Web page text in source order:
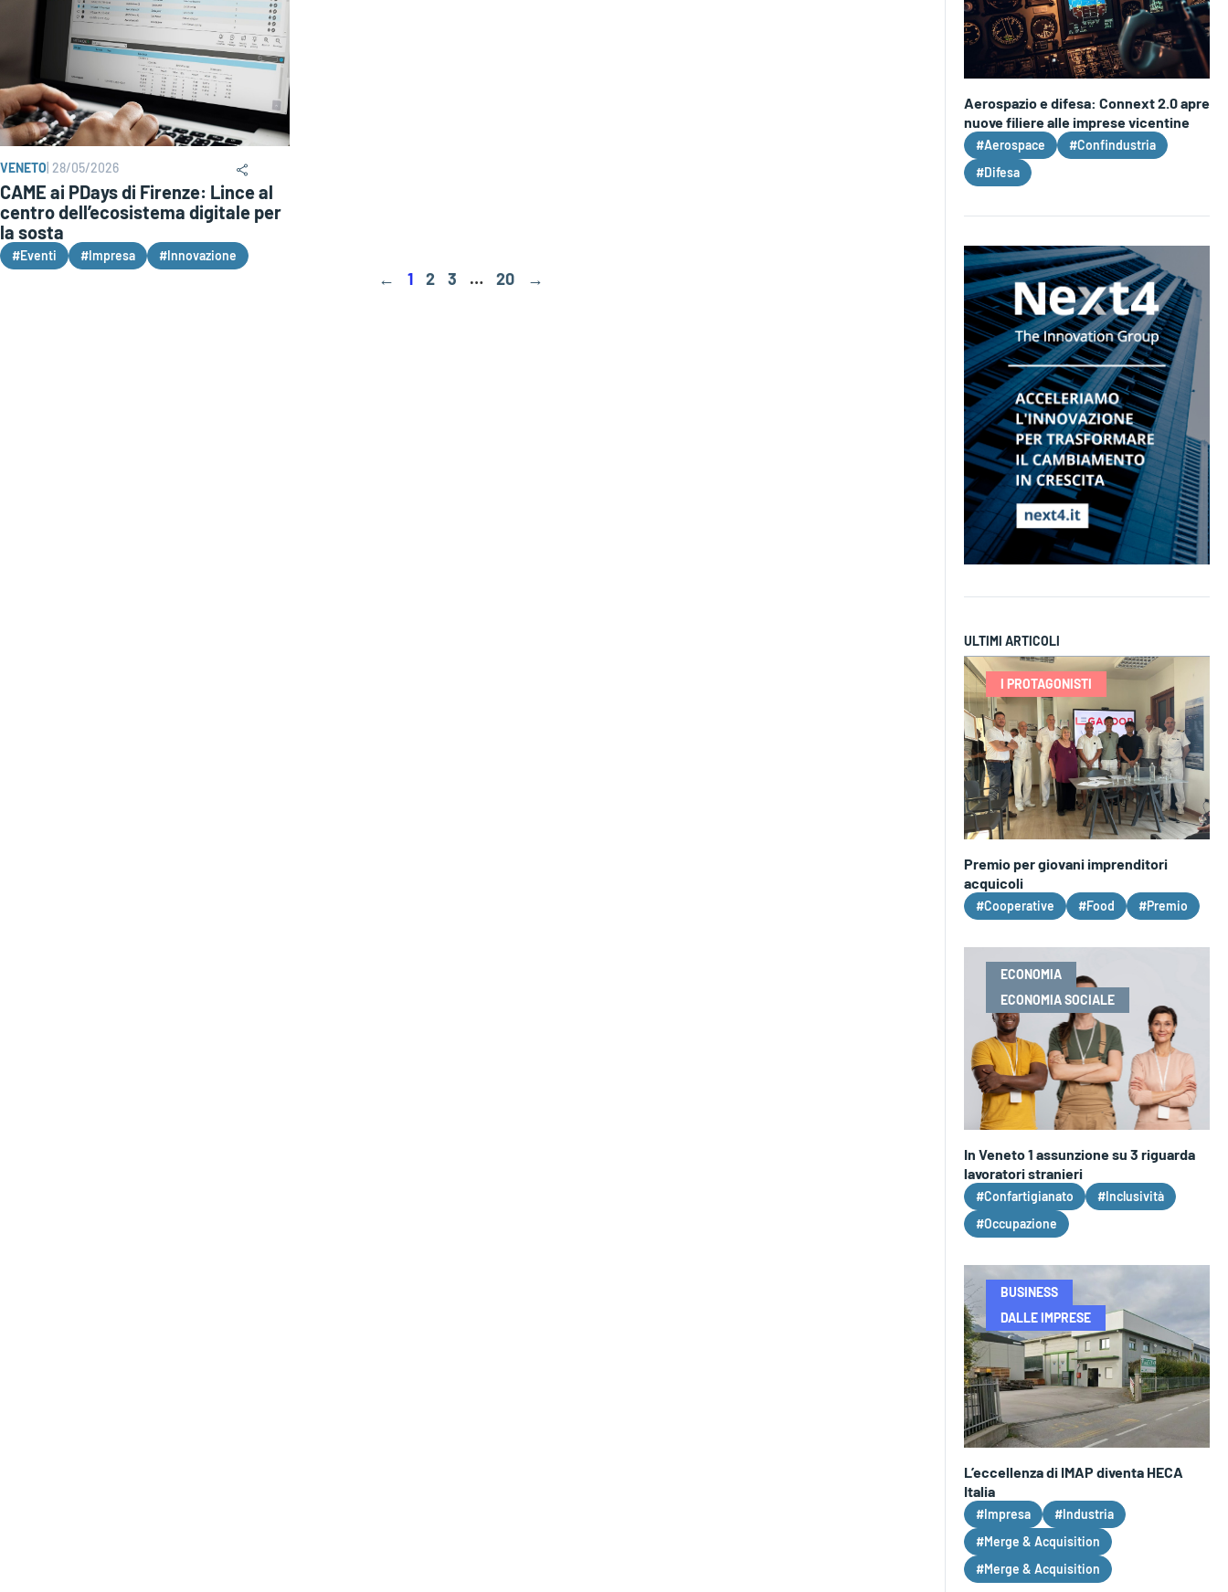
VENETO 28/05/2026
CAME ai PDays di Firenze: Lince al
centro dell’ecosistema digitale per
la sosta
#Eventi #Impresa #Innovazione
← 1 2 3 … 20 →
Aerospazio e difesa: Connext 2.0 apre
nuove filiere alle imprese vicentine
#Aerospace
#Confindustria
#Difesa
ULTIMI ARTICOLI
I PROTAGONISTI
Premio per giovani imprenditori
acquicoli
#Cooperative #Food #Premio
ECONOMIA
ECONOMIA SOCIALE
In Veneto 1 assunzione su 3 riguarda
lavoratori stranieri
#Confartigianato
#Inclusività
#Occupazione
BUSINESS
DALLE IMPRESE
L’eccellenza di IMAP diventa HECA
Italia
#Impresa
#Industria
#Merge & Acquisition
#Merge & Acquisition